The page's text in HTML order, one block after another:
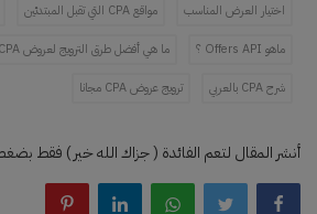
اختيار العرض المناسب مواقع CPA التي تقبل المبتدئين
ماهو Offers API ؟ ما هي أفضل طرق الترويج لعروض CPA؟
شرح CPA بالعربي ترويج عروض CPA مجانا
أنشر المقال لتعم الفائدة ( جزاك الله خير ) فقط